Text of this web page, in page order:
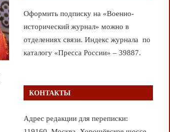
Оформить подписку на «Военно-
исторический журнал» можно в
отделениях связи. Индекс журнала по
каталогу «Пресса России» – 39887.
КОНТАКТЫ
Адрес редакции для переписки: